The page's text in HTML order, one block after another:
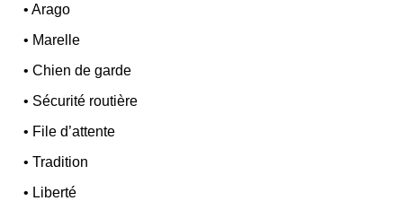
•Arago
• Marelle
•Chien de garde
• Sécurité routière
• File d’attente
•Tradition
• Liberté